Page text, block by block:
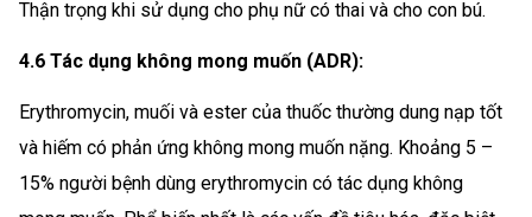
Thận trọng khi sử dụng cho phụ nữ có thai và cho con bú.
4.6 Tác dụng không mong muốn (ADR):
Erythromycin, muối và ester của thuốc thường dung nạp tốt
và hiếm có phản ứng không mong muốn nặng. Khoảng 5 –
15% người bệnh dùng erythromycin có tác dụng không